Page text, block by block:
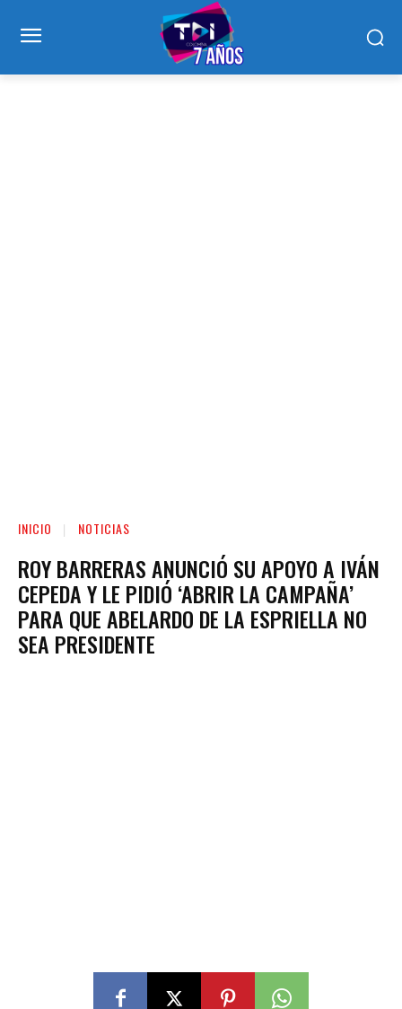
INICIO NOTICIAS
ROY BARRERAS ANUNCIÓ SU APOYO A IVÁN
CEPEDA Y LE PIDIÓ ‘ABRIR LA CAMPAÑA’
PARA QUE ABELARDO DE LA ESPRIELLA NO
SEA PRESIDENTE